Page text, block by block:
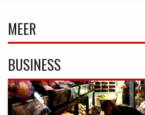
MEER
BUSINESS